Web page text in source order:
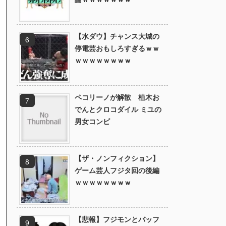
【水ダウ】チャンス大城の
停電芸おもしろすぎるｗｗ
ｗｗｗｗｗｗｗｗ
ペコリーノが解散 植木お
でんとクロコダイル ミユの
男女コンビ
【ザ・ノンフィクション】
ゲーム芸人フジタ回の後編
ｗｗｗｗｗｗｗｗ
【悲報】フジモンとバッフ